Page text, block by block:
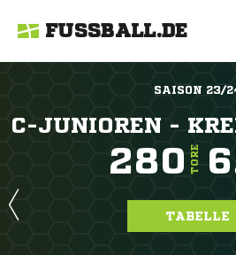
FUSSBALL.DE
SAISON 23/
C-JUNIOREN -
280 TORE
TABELLE